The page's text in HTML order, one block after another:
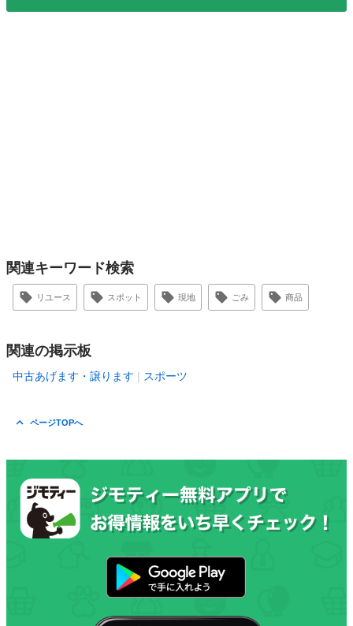
関連キーワード検索
リユース スポット 現地 ごみ 商品
関連の掲示板
中古あげます・譲ります スポーツ
ページTOPへ